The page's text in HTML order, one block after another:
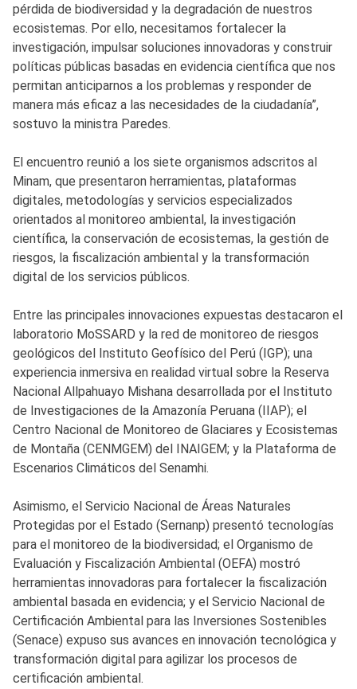
pérdida de biodiversidad y la degradación de nuestros
ecosistemas. Por ello, necesitamos fortalecer la
investigación, impulsar soluciones innovadoras y construir
políticas públicas basadas en evidencia científica que nos
permitan anticiparnos a los problemas y responder de
manera más eficaz a las necesidades de la ciudadanía”,
sostuvo la ministra Paredes.
El encuentro reunió a los siete organismos adscritos al
Minam, que presentaron herramientas, plataformas
digitales, metodologías y servicios especializados
orientados al monitoreo ambiental, la investigación
científica, la conservación de ecosistemas, la gestión de
riesgos, la fiscalización ambiental y la transformación
digital de los servicios públicos.
Entre las principales innovaciones expuestas destacaron el
laboratorio MoSSARD y la red de monitoreo de riesgos
geológicos del Instituto Geofísico del Perú (IGP); una
experiencia inmersiva en realidad virtual sobre la Reserva
Nacional Allpahuayo Mishana desarrollada por el Instituto
de Investigaciones de la Amazonía Peruana (IIAP); el
Centro Nacional de Monitoreo de Glaciares y Ecosistemas
de Montaña (CENMGEM) del INAIGEM; y la Plataforma de
Escenarios Climáticos del Senamhi.
Asimismo, el Servicio Nacional de Áreas Naturales
Protegidas por el Estado (Sernanp) presentó tecnologías
para el monitoreo de la biodiversidad; el Organismo de
Evaluación y Fiscalización Ambiental (OEFA) mostró
herramientas innovadoras para fortalecer la fiscalización
ambiental basada en evidencia; y el Servicio Nacional de
Certificación Ambiental para las Inversiones Sostenibles
(Senace) expuso sus avances en innovación tecnológica y
transformación digital para agilizar los procesos de
certificación ambiental.